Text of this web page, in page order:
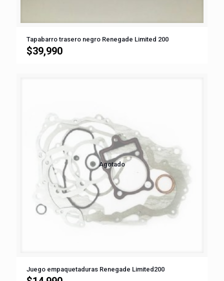
Tapabarro trasero negro Renegade Limited 200
$39,990
Agotado
Juego empaquetaduras Renegade Limited200